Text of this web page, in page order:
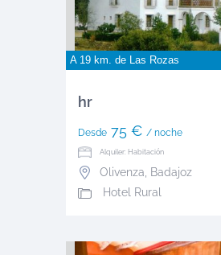
A 19 km. de Las Rozas
hr
Desde75 € / noche
Alquiler: Habitación
Olivenza
Badajoz
Hotel Rural